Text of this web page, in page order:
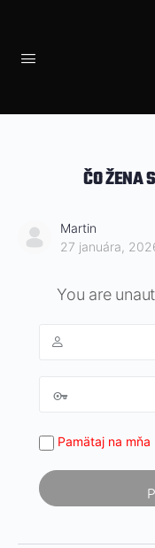
ČO ŽENA
Martin
27 januára,
You are
Pamätaj na mňa